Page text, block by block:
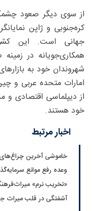
از سوی دیگر صعود
کره‌جنوبی و ژاپن
جهانی است. این
همکاری‌جویانه در
شهروندان خود به
امارات متحده عربی و
از دیپلماسی اقتصادی و
خود هستند.
اخبار مرتبط
خاموشی آخرین چراغ‌های
وعده رفع موانع
«تخریب نرم»
آشفتگی در قلب میراث